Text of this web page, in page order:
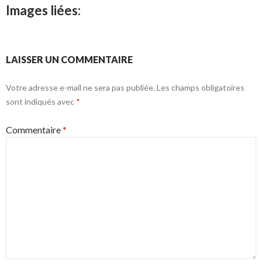
Images liées:
LAISSER UN COMMENTAIRE
Votre adresse e-mail ne sera pas publiée. Les champs obligatoires
sont indiqués avec *
Commentaire*